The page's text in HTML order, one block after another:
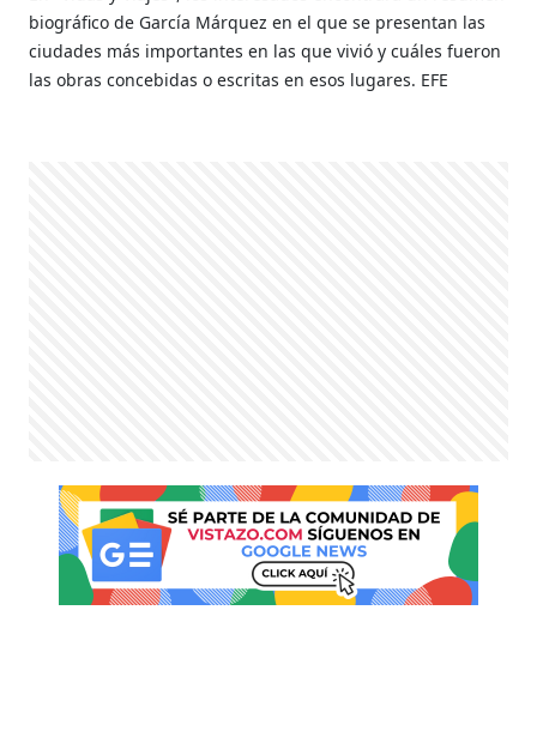
biográfico de García Márquez en el que se presentan las
ciudades más importantes en las que vivió y cuáles fueron
las obras concebidas o escritas en esos lugares. EFE